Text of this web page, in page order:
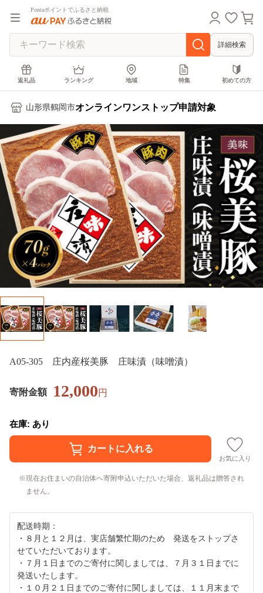
Pontaポイントでふるさと納税
詳細検索
返礼品 ランキング 地域 特集 初めての方
山形県鶴岡市オンラインワンストップ申請対象
A05-305 庄内産桜美豚 庄味漬（味噌漬）
寄附金額 12,000円
在庫: あり
お気に入り
現在お住まいの自治体へ寄附申込いただいた場合、返礼品は贈答され
ません。
配送時期：
・８月と１２月は、実店舗繁忙期のため 発送をストップさ
せていただいております。
・７月１日までのご寄付に関しましては、７月３１日までに
発送いたします。
・１０月２１日までのご寄付に関しましては、１１月末まで